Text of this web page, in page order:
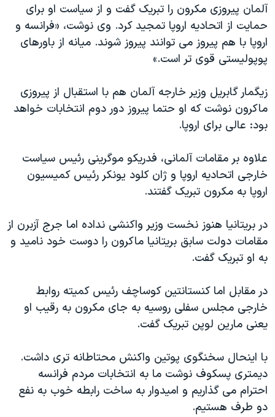
آلمان پیروزی مکرون را تبریک گفت و از سیاست او برای
حمایت از اتحادیه اروپا تمجید کرد. وی نوشت، «فرانسه و
اروپا با هم پیروز می توانند پیروز شوند. میانه از باورهای
پوپولیستی قوی تر است.»
زیگمار گابریل وزیر خارجه آلمان هم با استقبال از پیروزی
ماکرون نوشت که او حتما پیروز دور دوم انتخابات خواهد
بود: عالی برای اروپا.
علاوه بر مقامات آلمانی، فدریکو موگرینی رئیس سیاست
خارجی اتحادیه اروپا و ژان کلود یونکر رئیس کمیسیون
اروپا به مکرون تبریک گفتند.
در بریتانیا هنوز نخست وزیر واکنشی نداده اما جرج آزبرن از
مقامات دولت سابق بریتانیا ماکرون را دوست خود نامید و
به او تبریک گفت.
در مقابل اما کنستانتین کوساچف رئیس کمیته روابط
خارجی مجلس سفلی روسیه به جای مکرون به رقیب او
یعنی مارین لوپن تبریک گفت.
با اینحال سخنگوی پوتین واکنش محتاطانه تری داشت.
دیمتری پسکوف نوشت ما به انتخابات مردم فرانسه
احترام می گذاریم و امیدوار به ساخت رابطه خوب به نفع
دو طرف هستیم.